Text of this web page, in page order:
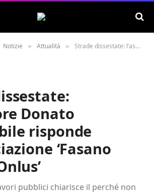
Notizie » Attualità » Strade dissestate: l’assessore Donato Ammirabile risponde all’associazione ‘Fasano Sociale Onlus’
Donato
risponde
‘Fasano
pubblici chiarisce il perché non